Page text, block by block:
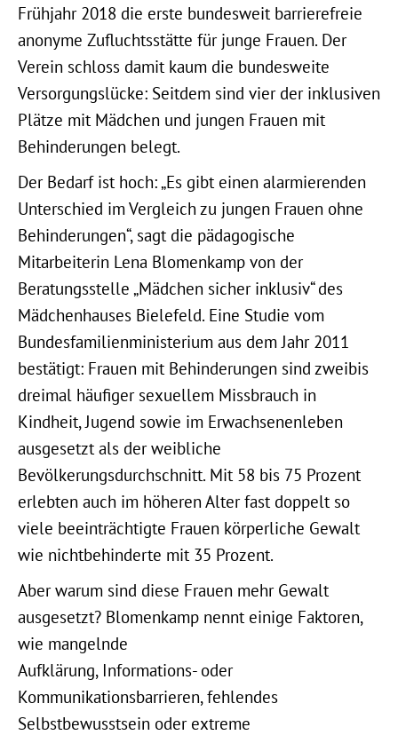
Frühjahr 2018 die erste bundesweit barrierefreie
anonyme Zufluchtsstätte für junge Frauen. Der
Verein schloss damit kaum die bundesweite
Versorgungslücke: Seitdem sind vier der inklusiven
Plätze mit Mädchen und jungen Frauen mit
Behinderungen belegt.
Der Bedarf ist hoch: „Es gibt einen alarmierenden
Unterschied im Vergleich zu jungen Frauen ohne
Behinderungen“, sagt die pädagogische
Mitarbeiterin Lena Blomenkamp von der
Beratungsstelle „Mädchen sicher inklusiv“ des
Mädchenhauses Bielefeld. Eine Studie vom
Bundesfamilienministerium aus dem Jahr 2011
bestätigt: Frauen mit Behinderungen sind zweibis
dreimal häufiger sexuellem Missbrauch in
Kindheit, Jugend sowie im Erwachsenenleben
ausgesetzt als der weibliche
Bevölkerungsdurchschnitt. Mit 58 bis 75 Prozent
erlebten auch im höheren Alter fast doppelt so
viele beeinträchtigte Frauen körperliche Gewalt
wie nichtbehinderte mit 35 Prozent.
Aber warum sind diese Frauen mehr Gewalt
ausgesetzt? Blomenkamp nennt einige Faktoren,
wie mangelnde
Aufklärung, Informations- oder
Kommunikationsbarrieren, fehlendes
Selbstbewusstsein oder extreme